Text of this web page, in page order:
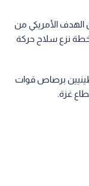
الأمريكي من
خطة نزع سلاح حركة
فلسطينية بإصابة 3 فلسطينيين برصاص قوات
غزة.